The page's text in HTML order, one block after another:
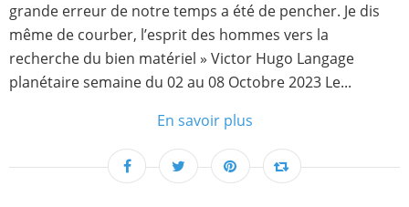
grande erreur de notre temps a été de pencher. Je dis
même de courber, l’esprit des hommes vers la
recherche du bien matériel » Victor Hugo Langage
planétaire semaine du 02 au 08 Octobre 2023 Le...
En savoir plus